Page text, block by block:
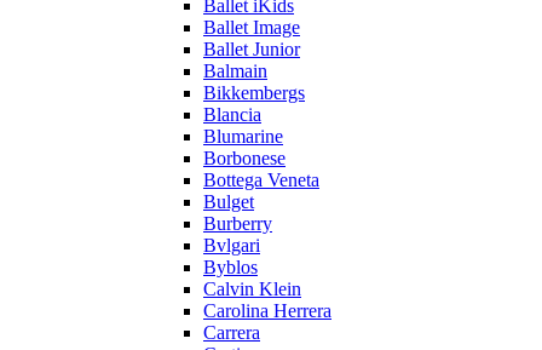
Ballet iKids
Ballet Image
Ballet Junior
Balmain
Bikkembergs
Blancia
Blumarine
Borbonese
Bottega Veneta
Bulget
Burberry
Bvlgari
Byblos
Calvin Klein
Carolina Herrera
Carrera